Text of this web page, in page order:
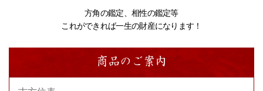
方角の鑑定、相性の鑑定等
これができれば一生の財産になります！
商品のご案内